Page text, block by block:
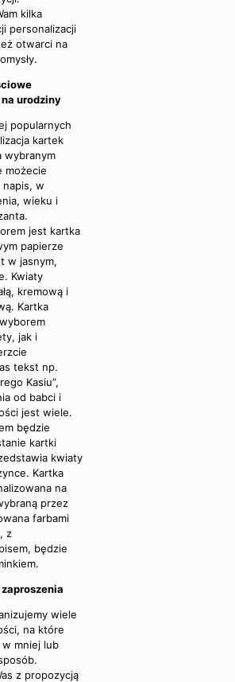
kilka
personalizacji
otwarci na
urodziny
popularnych
kartek
wybranym
możecie
napis, w
wieku i
jest kartka
papierze
w jasnym,
Kwiaty
kremową i
Kartka
jak i
tekst np.
Kasiu”,
od babci i
jest wiele.
będzie
kartki
kwiaty
Kartka
na
przez
farbami
z
będzie
wiele
na które
w mniej lub
z propozycją